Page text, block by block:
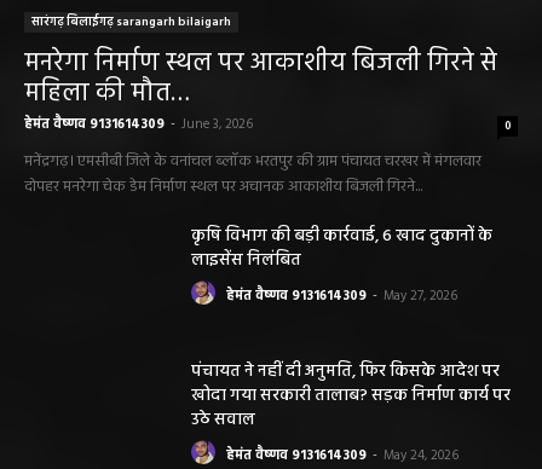
सारंगढ़ बिलाईगढ़ sarangarh bilaigarh
मनरेगा निर्माण स्थल पर आकाशीय बिजली गिरने से
महिला की मौत…
हेमंत वैष्णव 9131614309 - June 3, 2026 0
मनेंद्रगढ़। एमसीबी जिले के वनांचल ब्लॉक भरतपुर की ग्राम पंचायत चरखर में मंगलवार
दोपहर मनरेगा चेक डेम निर्माण स्थल पर अचानक आकाशीय बिजली गिरने...
कृषि विभाग की बड़ी कार्रवाई, 6 खाद दुकानों के
लाइसेंस निलंबित
हेमंत वैष्णव 9131614309 - May 27, 2026
पंचायत ने नहीं दी अनुमति, फिर किसके आदेश पर
खोदा गया सरकारी तालाब? सड़क निर्माण कार्य पर
उठे सवाल
हेमंत वैष्णव 9131614309 - May 24, 2026